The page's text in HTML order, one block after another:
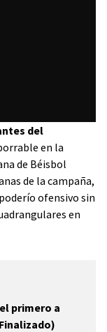
del
en la
de Béisbol
de la campaña,
ofensivo sin
en
primero a